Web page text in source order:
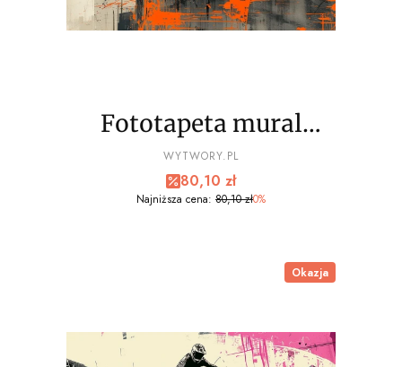
Fototapeta mural
EXTREME sport, bmx
wz3- NA WYMIAR
PRODUCENT
WYTWORY.PL
Cena promocyjna
80,10 zł
Najniższa cena: 80,10 zł0%
Okazja